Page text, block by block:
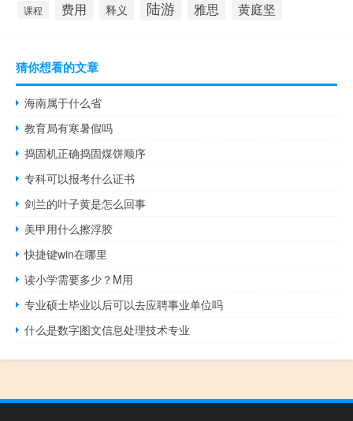
课程 费用 释义 陆游 雅思 黄庭坚
猜你想看的文章
海南属于什么省
教育局有寒暑假吗
捣固机正确捣固煤饼顺序
专科可以报考什么证书
剑兰的叶子黄是怎么回事
美甲用什么擦浮胶
快捷键win在哪里
读小学需要多少？M用
专业硕士毕业以后可以去应聘事业单位吗
什么是数字图文信息处理技术专业